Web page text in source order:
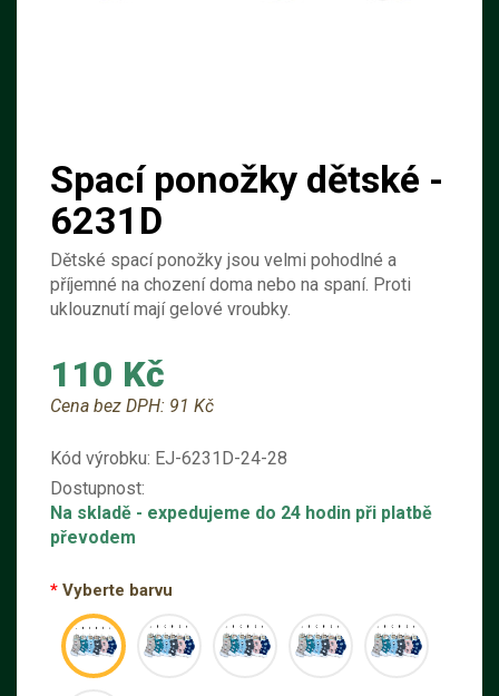
Spací ponožky dětské -
6231D
Dětské spací ponožky jsou velmi pohodlné a
příjemné na chození doma nebo na spaní. Proti
uklouznutí mají gelové vroubky.
110 Kč
Cena bez DPH: 91 Kč
Kód výrobku: EJ-6231D-24-28
Dostupnost:
Na skladě - expedujeme do 24 hodin při platbě
převodem
Vyberte barvu